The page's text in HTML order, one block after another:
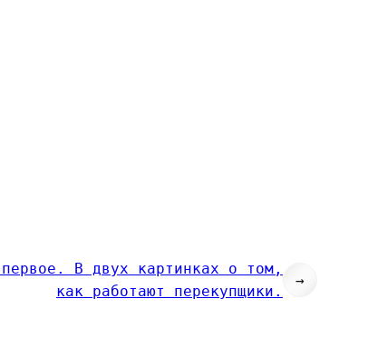
В двух картинках о том,
как работают перекупщики.
→